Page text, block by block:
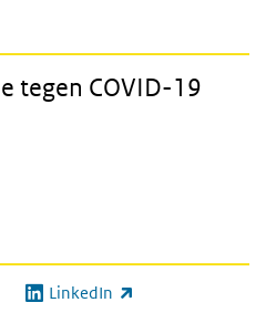
tegen COVID-19
link) LinkedIn
(externe link)